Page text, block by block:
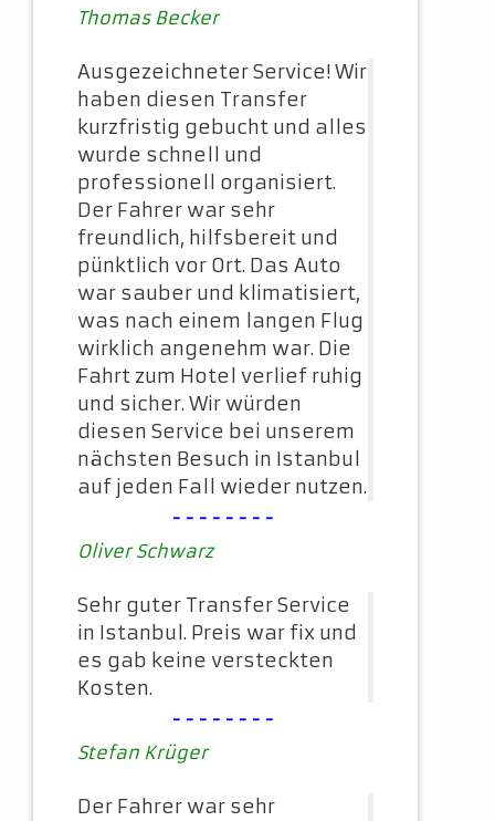
Thomas Becker
Ausgezeichneter Service! Wir
haben diesen Transfer
kurzfristig gebucht und alles
wurde schnell und
professionell organisiert.
Der Fahrer war sehr
freundlich, hilfsbereit und
pünktlich vor Ort. Das Auto
war sauber und klimatisiert,
was nach einem langen Flug
wirklich angenehm war. Die
Fahrt zum Hotel verlief ruhig
und sicher. Wir würden
diesen Service bei unserem
nächsten Besuch in Istanbul
auf jeden Fall wieder nutzen.
--------
Oliver Schwarz
Sehr guter Transfer Service
in Istanbul. Preis war fix und
es gab keine versteckten
Kosten.
--------
Stefan Krüger
Der Fahrer war sehr